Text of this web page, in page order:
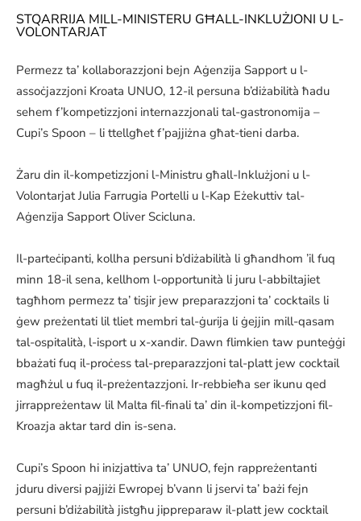
STQARRIJA MILL-MINISTERU GĦALL-INKLUŻJONI U L-
VOLONTARJAT
Permezz ta’ kollaborazzjoni bejn Aġenzija Sapport u l-
assoċjazzjoni Kroata UNUO, 12-il persuna b’diżabilità ħadu
sehem f’kompetizzjoni internazzjonali tal-gastronomija –
Cupi’s Spoon – li ttellgħet f’pajjiżna għat-tieni darba.
Żaru din il-kompetizzjoni l-Ministru għall-Inklużjoni u l-
Volontarjat Julia Farrugia Portelli u l-Kap Eżekuttiv tal-
Aġenzija Sapport Oliver Scicluna.
Il-parteċipanti, kollha persuni b’diżabilità li għandhom ’il fuq
minn 18-il sena, kellhom l-opportunità li juru l-abbiltajiet
tagħhom permezz ta’ tisjir jew preparazzjoni ta’ cocktails li
ġew preżentati lil tliet membri tal-ġurija li ġejjin mill-qasam
tal-ospitalità, l-isport u x-xandir. Dawn flimkien taw punteġġi
bbażati fuq il-proċess tal-preparazzjoni tal-platt jew cocktail
magħżul u fuq il-preżentazzjoni. Ir-rebbieħa ser ikunu qed
jirrappreżentaw lil Malta fil-finali ta’ din il-kompetizzjoni fil-
Kroazja aktar tard din is-sena.
Cupi’s Spoon hi inizjattiva ta’ UNUO, fejn rappreżentanti
jduru diversi pajjiżi Ewropej b’vann li jservi ta’ bażi fejn
persuni b’diżabilità jistgħu jippreparaw il-platt jew cocktail